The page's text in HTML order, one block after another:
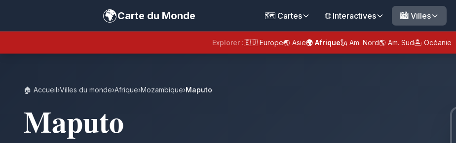
🌍Carte du Monde 🗺️ Cartes 🌐 Interactives 🏙️ Villes
Explorer :🇪🇺 Europe🌏 Asie🌍 Afrique🗽 Am. Nord🌎 Am. Sud🏝️ Océanie
🏠 Accueil›Villes du monde›Afrique›Mozambique›Maputo
Maputo